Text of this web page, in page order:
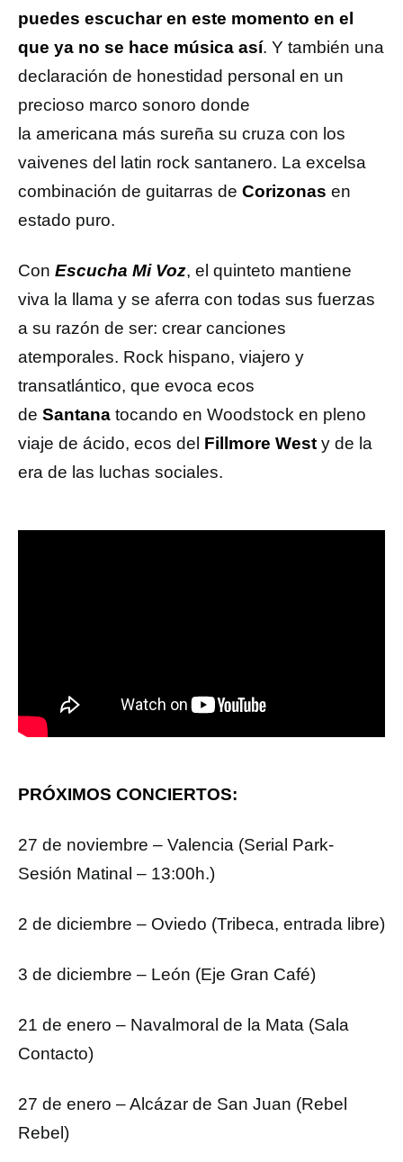
puedes escuchar en este momento en el
que ya no se hace música así. Y también una
declaración de honestidad personal en un
precioso marco sonoro donde
la americana más sureña su cruza con los
vaivenes del latin rock santanero. La excelsa
combinación de guitarras de Corizonas en
estado puro.
Con Escucha Mi Voz, el quinteto mantiene
viva la llama y se aferra con todas sus fuerzas
a su razón de ser: crear canciones
atemporales. Rock hispano, viajero y
transatlántico, que evoca ecos
de Santana tocando en Woodstock en pleno
viaje de ácido, ecos del Fillmore West y de la
era de las luchas sociales.
PRÓXIMOS CONCIERTOS:
27 de noviembre – Valencia (Serial Park-
Sesión Matinal – 13:00h.)
2 de diciembre – Oviedo (Tribeca, entrada libre)
3 de diciembre – León (Eje Gran Café)
21 de enero – Navalmoral de la Mata (Sala
Contacto)
27 de enero – Alcázar de San Juan (Rebel
Rebel)